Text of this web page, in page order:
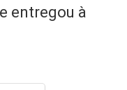
entregou à